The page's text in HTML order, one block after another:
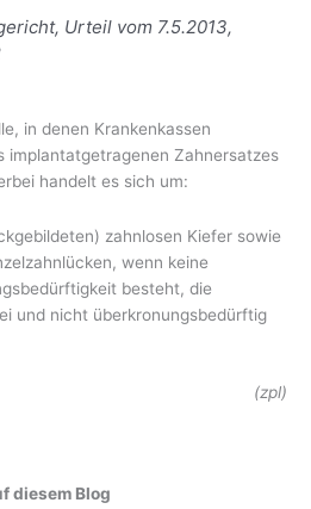
Urteil vom 7.5.2013,
in denen Krankenkassen
implantatgetragenen Zahnersatzes
handelt es sich um:
zahnlosen Kiefer sowie
wenn keine
besteht, die
und nicht überkronungsbedürftig
(zpl)
diesem Blog